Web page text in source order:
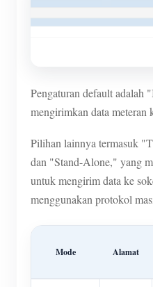
Pengaturan default
mengirimkan data
Pilihan lainnya termasuk
dan "Stand-Alone," yang
untuk mengirim data ke
menggunakan protokol
Mode Alamat